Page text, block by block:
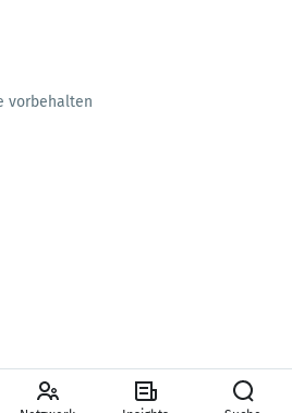
vorbehalten